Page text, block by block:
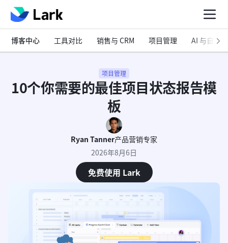
博客中心 工具对比 销售与 CRM 项目管理 AI 与自动化
项目管理
10个你需要的最佳项目状态报告模
板
Ryan Tanner产品营销专家
2026年8月6日
免费使用 Lark